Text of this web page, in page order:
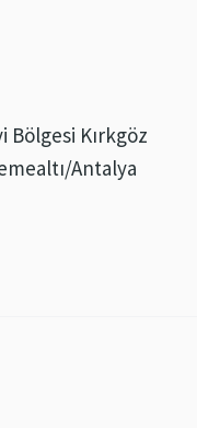
Bölgesi Kırkgöz
Antalya